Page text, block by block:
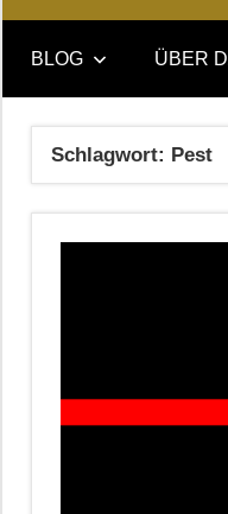
DAS
GEDICHT
blog
DAS
GEDICHT.
Zeitschrift
BLOG ÜBER
Schlagwort: Pest